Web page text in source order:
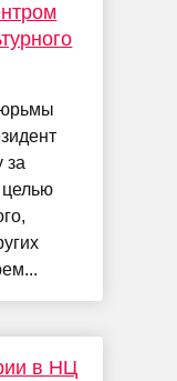
за
целью
в НЦ